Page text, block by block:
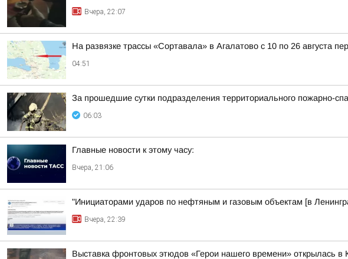
Вчера, 22:07
На развязке трассы «Сортавала» в Агалатово с 10 по 26 августа
04:51
За прошедшие сутки подразделения территориального пожарно-
06:03
Главные новости к этому часу:
Вчера, 21:06
"Инициаторами ударов по нефтяным и газовым объектам [в
Вчера, 22:39
Выставка фронтовых этюдов «Герои нашего времени» открылась